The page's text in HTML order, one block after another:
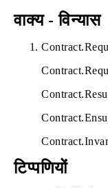
वाक्य - विन्यास
टिप्पणियों